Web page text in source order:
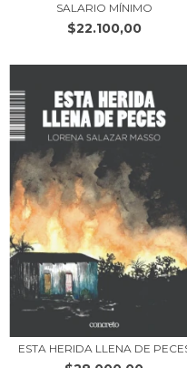
SALARIO MÍNIMO
$22.100,00
ESTA HERIDA LLENA DE